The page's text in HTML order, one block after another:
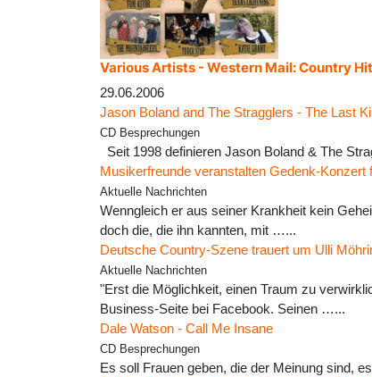
Various Artists - Western Mail: Country
29.06.2006
Jason Boland and The Stragglers - The Last
CD Besprechungen
Seit 1998 definieren Jason Boland & The
Musikerfreunde veranstalten Gedenk-Konzert
Aktuelle Nachrichten
Wenngleich er aus seiner Krankheit kein
doch die, die ihn kannten, mit …...
Deutsche Country-Szene trauert um Ulli
Aktuelle Nachrichten
"Erst die Möglichkeit, einen Traum zu
Business-Seite bei Facebook. Seinen …...
Dale Watson - Call Me Insane
CD Besprechungen
Es soll Frauen geben, die der Meinung sind,